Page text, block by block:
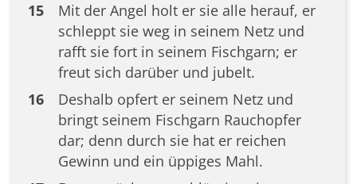
15
Mit der Angel holt er sie alle herauf, er
schleppt sie weg in seinem Netz und
rafft sie fort in seinem Fischgarn; er
freut sich darüber und jubelt.
16
Deshalb opfert er seinem Netz und
bringt seinem Fischgarn Rauchopfer
dar; denn durch sie hat er reichen
Gewinn und ein üppiges Mahl.